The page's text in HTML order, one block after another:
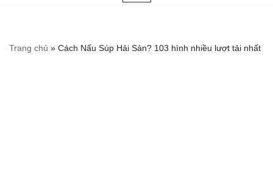
Trang chủ » Cách Nấu Súp Hải Sản? 103 hình nhiều lượt tải nhất